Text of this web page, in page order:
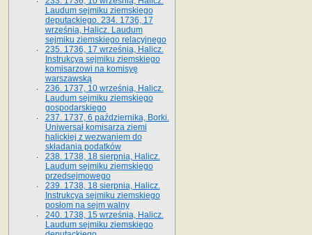
Laudum sejmiku ziemskiego
deputackiego. 234. 1736, 17
września, Halicz. Laudum
sejmiku ziemskiego relacyjnego
235. 1736, 17 września, Halicz.
Instrukcya sejmiku ziemskiego
komisarzowi na komisyę
warszawską
236. 1737, 10 września, Halicz.
Laudum sejmiku ziemskiego
gospodarskiego
237. 1737, 6 października, Borki.
Uniwersał komisarza ziemi
halickiej z wezwaniem do
składania podatków
238. 1738, 18 sierpnia, Halicz.
Laudum sejmiku ziemskiego
przedsejmowego
239. 1738, 18 sierpnia, Halicz.
Instrukcya sejmiku ziemskiego
posłom na sejm walny
240. 1738, 15 września, Halicz.
Laudum sejmiku ziemskiego